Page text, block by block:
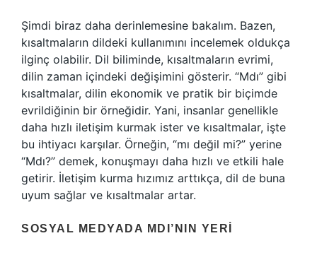
Şimdi biraz daha derinlemesine bakalım. Bazen,
kısaltmaların dildeki kullanımını incelemek oldukça
ilginç olabilir. Dil biliminde, kısaltmaların evrimi,
dilin zaman içindeki değişimini gösterir. “Mdı” gibi
kısaltmalar, dilin ekonomik ve pratik bir biçimde
evrildiğinin bir örneğidir. Yani, insanlar genellikle
daha hızlı iletişim kurmak ister ve kısaltmalar, işte
bu ihtiyacı karşılar. Örneğin, “mı değil mi?” yerine
“Mdı?” demek, konuşmayı daha hızlı ve etkili hale
getirir. İletişim kurma hızımız arttıkça, dil de buna
uyum sağlar ve kısaltmalar artar.
SOSYAL MEDYADA MDI’NIN YERI